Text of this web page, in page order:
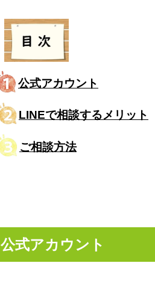
公式アカウント
LINEで相談するメリット
ご相談方法
公式アカウント